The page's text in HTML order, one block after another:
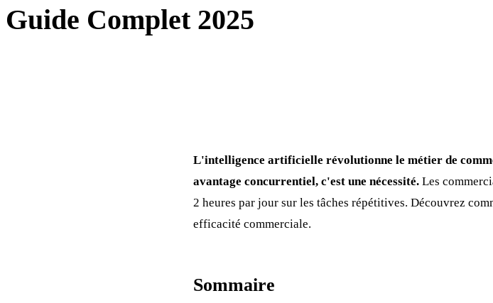
Guide Complet 2025
L'intelligence artificielle révolutionne le métier de
avantage concurrentiel, c'est une nécessité. Les
2 heures par jour sur les tâches répétitives. Découvrez
efficacité commerciale.
Sommaire